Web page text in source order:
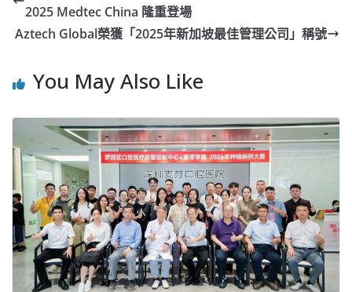
2025 Medtec China 隆重登場
Aztech Global榮獲「2025年新加坡最佳管理公司」稱號
You May Also Like